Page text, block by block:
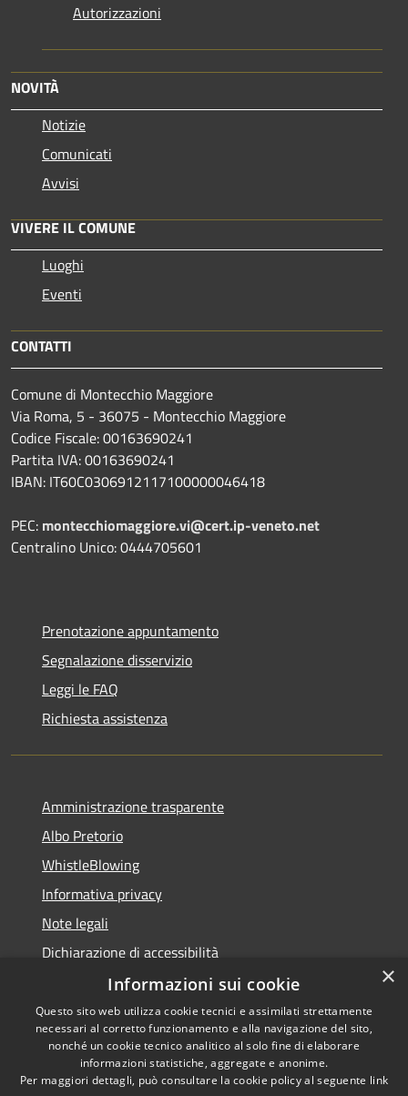
Autorizzazioni
NOVITÀ
Notizie
Comunicati
Avvisi
VIVERE IL COMUNE
Luoghi
Eventi
CONTATTI
Comune di Montecchio Maggiore
Via Roma, 5 - 36075 - Montecchio Maggiore
Codice Fiscale: 00163690241
Partita IVA: 00163690241
IBAN: IT60C0306912117100000046418
PEC: montecchiomaggiore.vi@cert.ip-veneto.net
Centralino Unico: 0444705601
Prenotazione appuntamento
Segnalazione disservizio
Leggi le FAQ
Richiesta assistenza
Amministrazione trasparente
Albo Pretorio
WhistleBlowing
Informativa privacy
Note legali
Dichiarazione di accessibilità
Accessibilità
Privacy
Copyright © 2026 • Città di
Montecchio Maggiore •
Powered byMunicipium •
×
Informazioni sui cookie
Questo sito web utilizza cookie tecnici e assimilati strettamente
necessari al corretto funzionamento e alla navigazione del sito,
nonché un cookie tecnico analitico al solo fine di elaborare
informazioni statistiche, aggregate e anonime.
Per maggiori dettagli, può consultare la cookie policy al seguente link